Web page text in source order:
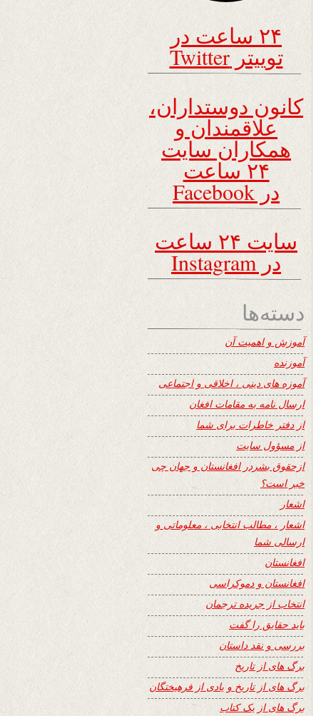
۲۴ ساعت در
توییتر Twitter
کانون دوستداران،
علاقمندان و
همکاران سایت
۲۴ ساعت
در Facebook
سایت ۲۴ ساعت
در Instagram
دسته‌ها
آموزش و اهمیت آن
آموزنده
آموزه های دینی ، اخلاقی و اجتماعی
ارسال نامه به مقامات افغان
از دفتر خاطرات برای شما
از مسؤول سایت
ازحقوق بشردر افغانستان و جهان چی
خبر است؟
اشعار
اشعار ، مطالب انتخابی ، معلوماتی و
ارسالی شما
افغانستان
افغانستان و دموکراسی
انتخاب از جریده ترجمان
باید حقایق را گفت
بررسی و نقد داستان
برگ های از تاریخ
برگ های از تاریخ و یادی از فرهیختگان
برگ های از یک کتاب